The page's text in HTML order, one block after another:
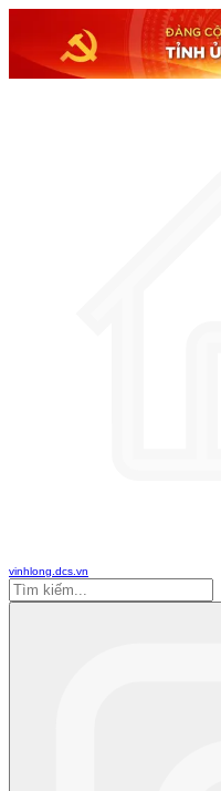
vinhlong.dcs.vn